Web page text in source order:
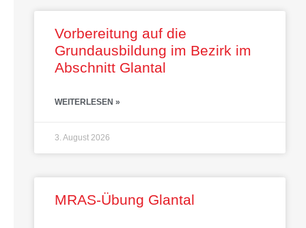
Vorbereitung auf die
Grundausbildung im Bezirk im
Abschnitt Glantal
WEITERLESEN »
3. August 2026
MRAS-Übung Glantal